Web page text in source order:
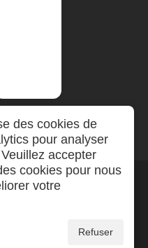
des cookies de
pour analyser
accepter
cookies pour nous
votre
Refuser